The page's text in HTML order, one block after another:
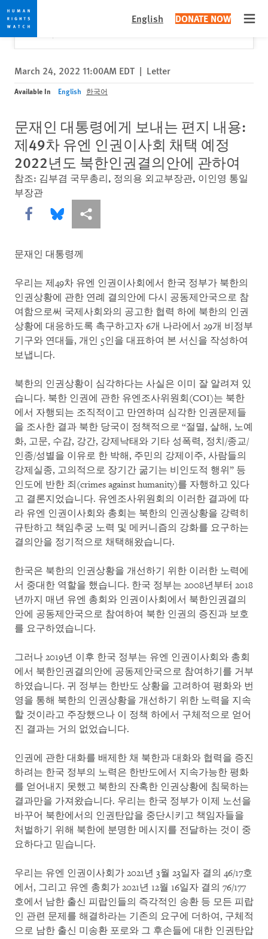
Skip
to
cookie
privacy
notice
Skip
to
main
content
English DONATE NOW
Would you like to read this page in English?
Yes
✕
March 24, 2022 11:00AM EDT | Letter
Available In English 한국어
문재인 대통령에게 보내는 편지 내용:
제49차 유엔 인권이사회 채택 예정
2022년도 북한인권결의안에 관하여
참조: 김부겸 국무총리, 정의용 외교부장관, 이인영 통일
부장관
Share this via Facebook
Share this via Bluesky
More sharing options
문재인 대통령께
우리는 제49차 유엔 인권이사회에서 한국 정부가 북한의
인권상황에 관한 연례 결의안에 다시 공동제안국으로 참
여함으로써 국제사회와의 공고한 협력 하에 북한의 인권
상황에 대응하도록 촉구하고자 6개 나라에서 29개 비정부
기구와 연대들, 개인 5인을 대표하여 본 서신을 작성하여
보냅니다.
북한의 인권상황이 심각하다는 사실은 이미 잘 알려져 있
습니다. 북한 인권에 관한 유엔조사위원회(COI)는 북한
에서 자행되는 조직적이고 만연하며 심각한 인권문제들
을 조사한 결과 북한 당국이 정책적으로 “절멸, 살해, 노예
화, 고문, 수감, 강간, 강제낙태와 기타 성폭력, 정치/종교/
인종/성별을 이유로 한 박해, 주민의 강제이주, 사람들의
강제실종, 고의적으로 장기간 굶기는 비인도적 행위” 등
인도에 반한 죄(crimes against humanity)를 자행하고 있다
고 결론지었습니다. 유엔조사위원회의 이러한 결과에 따
라 유엔 인권이사회와 총회는 북한의 인권상황을 강력히
규탄하고 책임추궁 노력 및 메커니즘의 강화를 요구하는
결의안을 정기적으로 채택해왔습니다.
한국은 북한의 인권상황을 개선하기 위한 이러한 노력에
서 중대한 역할을 했습니다. 한국 정부는 2008년부터 2018
년까지 매년 유엔 총회와 인권이사회에서 북한인권결의
안에 공동제안국으로 참여하여 북한 인권의 증진과 보호
를 요구하였습니다.
그러나 2019년 이후 한국 정부는 유엔 인권이사회와 총회
에서 북한인권결의안에 공동제안국으로 참여하기를 거부
하였습니다. 귀 정부는 한반도 상황을 고려하여 평화와 번
영을 통해 북한의 인권상황을 개선하기 위한 노력을 지속
할 것이라고 주장했으나 이 정책 하에서 구체적으로 얻어
진 결과는 거의 없었습니다.
인권에 관한 대화를 배제한 채 북한과 대화와 협력을 증진
하려는 한국 정부의 노력은 한반도에서 지속가능한 평화
를 얻어내지 못했고 북한의 잔혹한 인권상황에 침묵하는
결과만을 가져왔습니다. 우리는 한국 정부가 이제 노선을
바꾸어 북한에서의 인권탄압을 중단시키고 책임자들을
처벌하기 위해 북한에 분명한 메시지를 전달하는 것이 중
요하다고 믿습니다.
우리는 유엔 인권이사회가 2021년 3월 23일자 결의 46/17호
에서, 그리고 유엔 총회가 2021년 12월 16일자 결의 76/177
호에서 남한 출신 피랍인들의 즉각적인 송환 등 모든 피랍
인 관련 문제를 해결하라는 기존의 요구에 더하여, 구체적
으로 남한 출신 미송환 포로와 그 후손들에 대한 인권탄압